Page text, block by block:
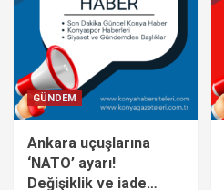
GÜNDEM
Ankara uçuşlarına
‘NATO’ ayarı!
Değişiklik ve iade…